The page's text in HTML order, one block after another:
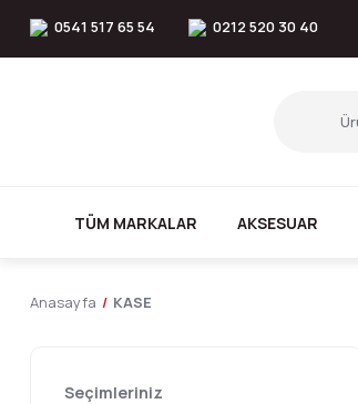
0541 517 65 54 0212 520 30 40
TÜM MARKALAR AKSESUAR
Anasayfa KASE
Seçimleriniz